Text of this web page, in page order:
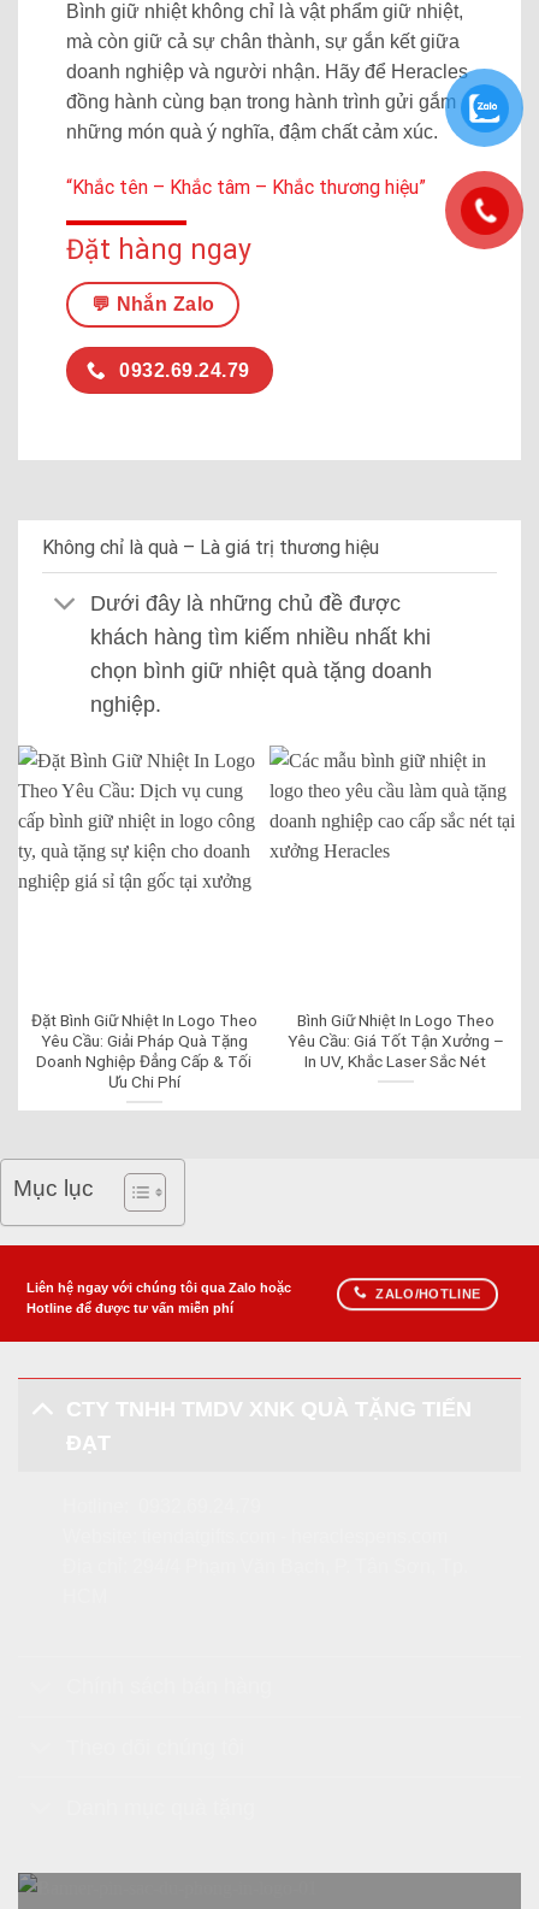
Bình giữ nhiệt không chỉ là vật phẩm giữ nhiệt,
mà còn giữ cả sự chân thành, sự gắn kết giữa
doanh nghiệp và người nhận. Hãy để Heracles
đồng hành cùng bạn trong hành trình gửi gắm
những món quà ý nghĩa, đậm chất cảm xúc.
“Khắc tên – Khắc tâm – Khắc thương hiệu”
Đặt hàng ngay
💬 Nhắn Zalo
0932.69.24.79
Không chỉ là quà – Là giá trị thương hiệu
Dưới đây là những chủ đề được
khách hàng tìm kiếm nhiều nhất khi
chọn bình giữ nhiệt quà tặng doanh
nghiệp.
Đặt Bình Giữ Nhiệt In Logo Theo
Yêu Cầu: Giải Pháp Quà Tặng
Doanh Nghiệp Đẳng Cấp & Tối
Ưu Chi Phí
Bình Giữ Nhiệt In Logo Theo
Yêu Cầu: Giá Tốt Tận Xưởng –
In UV, Khắc Laser Sắc Nét
Mục lục
Liên hệ ngay với chúng tôi qua Zalo hoặc
Hotline để được tư vấn miễn phí
ZALO/HOTLINE
CTY TNHH TMDV XNK QUÀ TẶNG TIẾN
ĐẠT